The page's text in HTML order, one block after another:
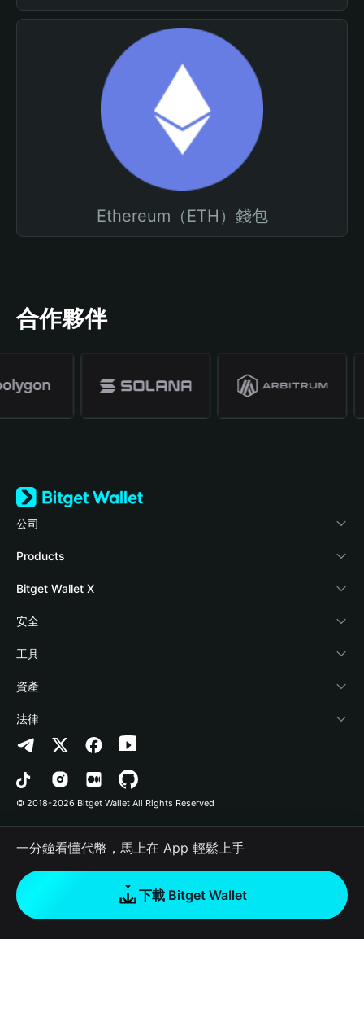
Ethereum（ETH）錢包
合作夥伴
公司
關於 Bitget Wallet
部落格
學院
加密資訊
幫助中心
‌聯繫我們
品牌資源
工作機會
Products
Crypto Card
Stablecoin Earn
Payfi Crypto
Crypto Swap API
Altcoin Season Index
Prediction Markets
DApp
RWA
如何購買加密貨幣
Bitget Wallet X
開發者文件
連接錢包
Bitget Wallet Pay
合作上架
安全
風險保障基金
安全防護技術
工具
快捷買幣
授權檢測
合約檢測
批次轉帳
資產
Arbitrum
Avalanche
Bitcoin
Polygon
法律
隱私協議
用戶使用協議
© 2018-2026 Bitget Wallet All Rights Reserved
一分鐘看懂代幣，馬上在 App 輕鬆上手
下載 Bitget Wallet